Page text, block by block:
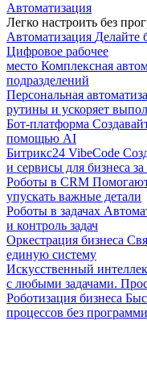
Автоматизация
Легко настроить без
Автоматизация Делайте
Цифровое рабочее
место Комплексная
подразделений
Персональная
рутины и ускоряет
Бот-платформа
помощью AI
Битрикс24 VibeCode
и сервисы для бизнеса
Роботы в CRM
упускать важные детали
Роботы в задачах
и контроль задач
Оркестрация бизнеса
единую систему
Искусственный
с любыми задачами.
Роботизация бизнеса
процессов без